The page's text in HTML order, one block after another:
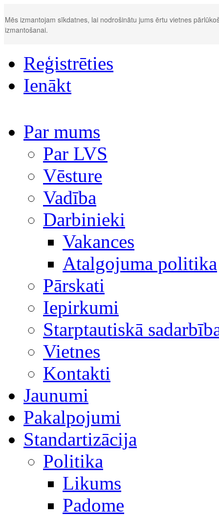
Mēs izmantojam sīkdatnes, lai nodrošinātu jums ērtu vietnes
izmantošanai.
Reģistrēties
Ienākt
Par mums
Par LVS
Vēsture
Vadība
Darbinieki
Vakances
Atalgojuma politika
Pārskati
Iepirkumi
Starptautiskā
Vietnes
Kontakti
Jaunumi
Pakalpojumi
Standartizācija
Politika
Likums
Padome